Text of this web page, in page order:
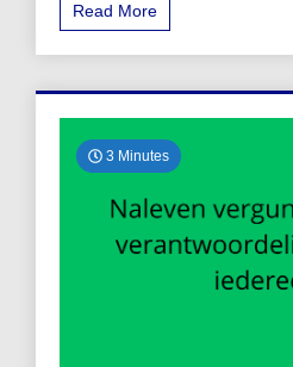
Read More
3 Minutes